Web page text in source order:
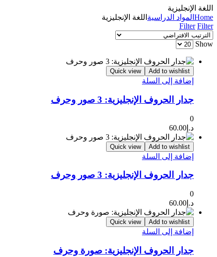
اللغة الإنجليزية
Home المواد الدراسية اللغة الإنجليزية
Filter Filter
Show
Add to wishlist
Quick view
إضافة إلى السلة
جدار الحروف الإنجليزية: 3 صور وحرف
0
د.إ 60.00
Add to wishlist
Quick view
إضافة إلى السلة
جدار الحروف الإنجليزية: 3 صور وحرف
0
د.إ 60.00
Add to wishlist
Quick view
إضافة إلى السلة
جدار الحروف الإنجليزية: صورة وحرف